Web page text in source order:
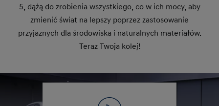
5, dążą do zrobienia wszystkiego, co w ich mocy, aby
zmienić świat na lepszy poprzez zastosowanie
przyjaznych dla środowiska i naturalnych materiałów.
Teraz Twoja kolej!